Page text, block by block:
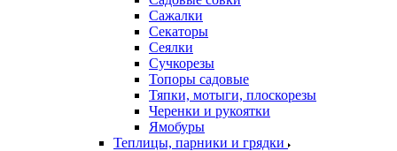
Сажалки
Секаторы
Сеялки
Сучкорезы
Топоры садовые
Тяпки, мотыги, плоскорезы
Черенки и рукоятки
Ямобуры
Теплицы, парники и грядки